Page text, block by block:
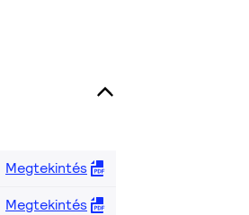
Megtekintés
Megtekintés